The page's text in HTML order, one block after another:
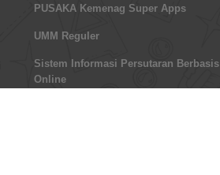
PUSAKA Kemenag Super Apps
UMM Reguler
Sistem Informasi Persutaran Berbasis
Online